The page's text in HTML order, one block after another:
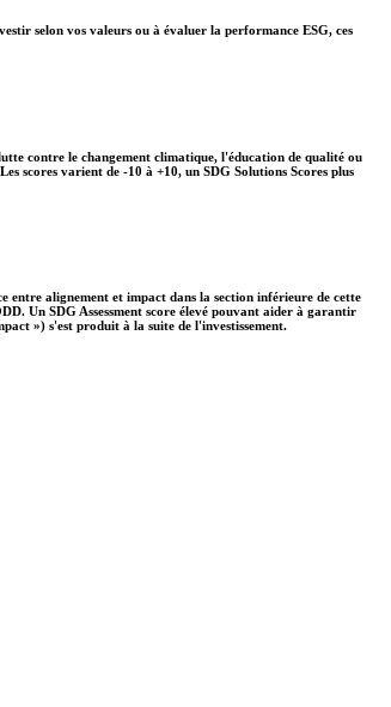
selon vos valeurs ou à évaluer la performance ESG, ces
contre le changement climatique, l'éducation de qualité ou
scores varient de -10 à +10, un SDG Solutions Scores plus
entre alignement et impact dans la section inférieure de cette
Un SDG Assessment score élevé pouvant aider à garantir
») s'est produit à la suite de l'investissement.